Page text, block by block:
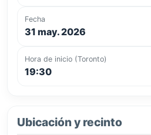
Fecha
31 may. 2026
Hora de inicio (Toronto)
19:30
Ubicación y recinto